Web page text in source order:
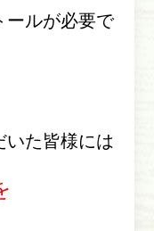
ールが必要で
いた皆様には